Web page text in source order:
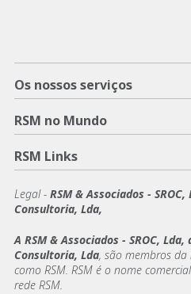
Os nossos serviços
RSM no Mundo
RSM Links
Legal - RSM & Associados -
Consultoria, Lda,
A RSM & Associados - SROC,
Consultoria, Lda, são membros da
como RSM. RSM é o nome
rede RSM.